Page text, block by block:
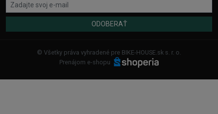
ODOBERAŤ
© Všetky práva vyhradené pre BIKE-HOUSE.sk s. r. o.
Prenájom e-shopu